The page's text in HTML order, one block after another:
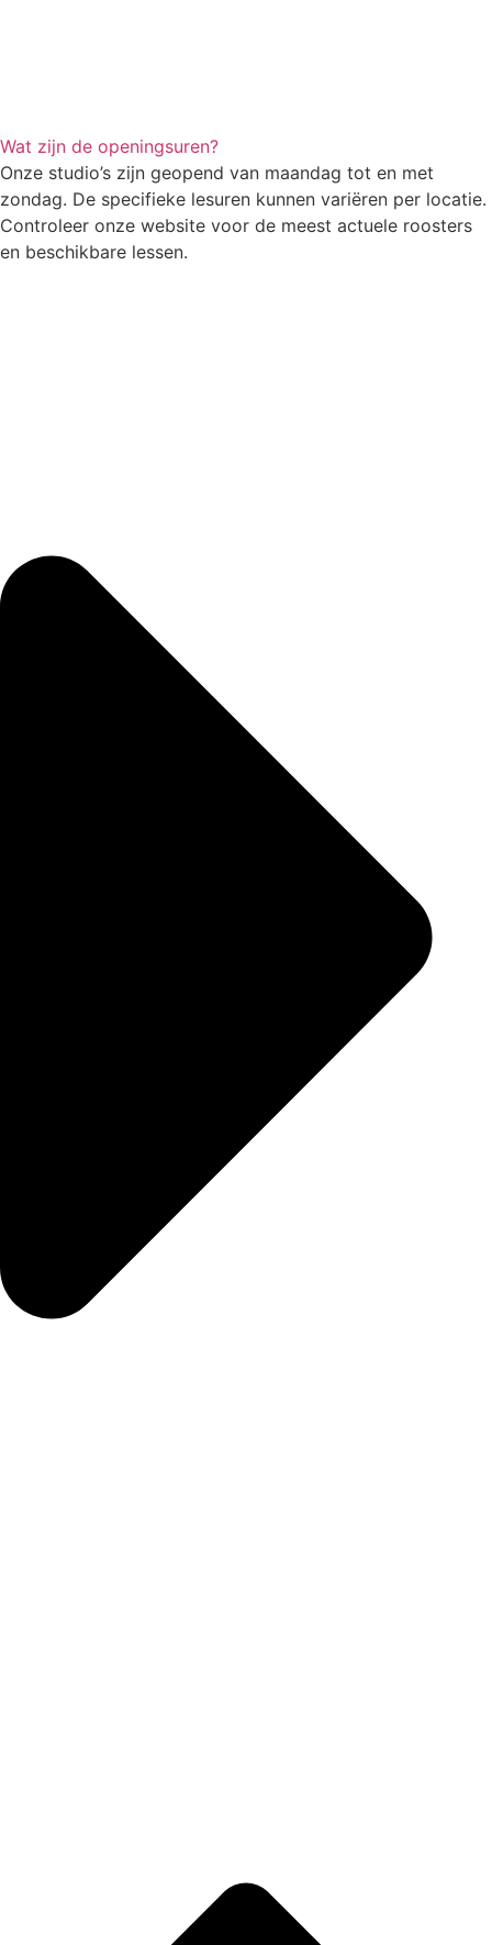
Wat zijn de openingsuren?
Onze studio’s zijn geopend van maandag tot en met
zondag. De specifieke lesuren kunnen variëren per locatie.
Controleer onze website voor de meest actuele roosters
en beschikbare lessen.